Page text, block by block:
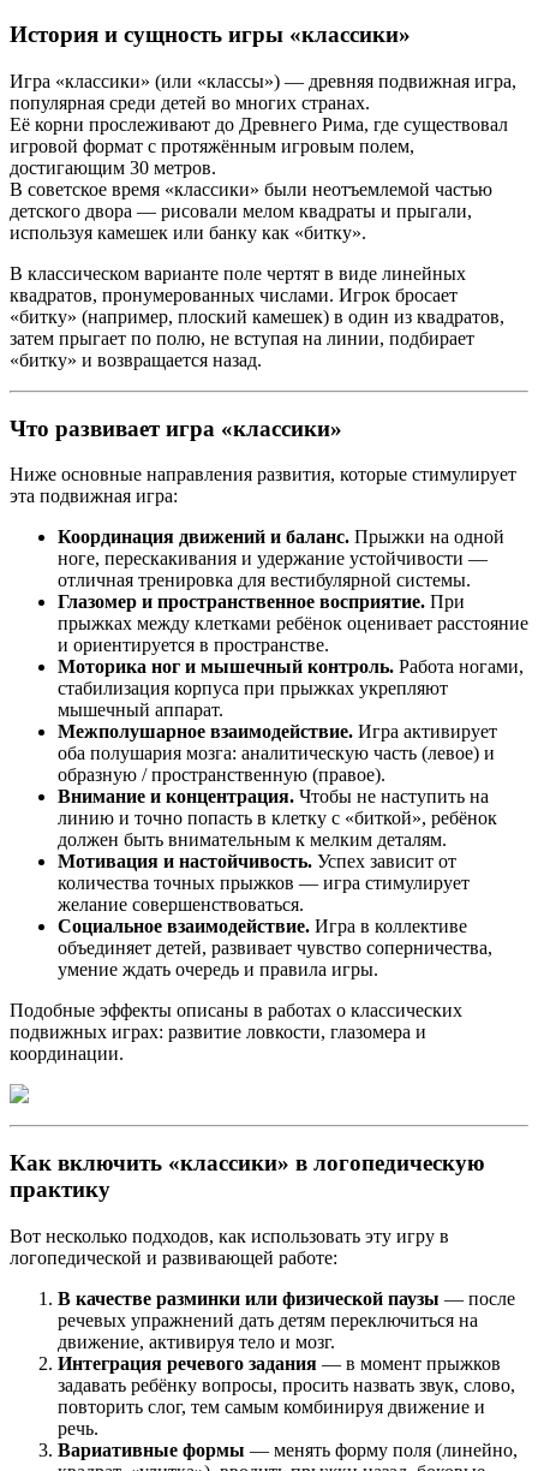
История и сущность игры «классики»
Игра «классики» (или «классы») — древняя подвижная игра,
популярная среди детей во многих странах.
Её корни прослеживают до Древнего Рима, где существовал
игровой формат с протяжённым игровым полем,
достигающим 30 метров.
В советское время «классики» были неотъемлемой частью
детского двора — рисовали мелом квадраты и прыгали,
используя камешек или банку как «битку».
В классическом варианте поле чертят в виде линейных
квадратов, пронумерованных числами. Игрок бросает
«битку» (например, плоский камешек) в один из квадратов,
затем прыгает по полю, не вступая на линии, подбирает
«битку» и возвращается назад.
Что развивает игра «классики»
Ниже основные направления развития, которые стимулирует
эта подвижная игра:
Координация движений и баланс. Прыжки на одной
ноге, перескакивания и удержание устойчивости —
отличная тренировка для вестибулярной системы.
Глазомер и пространственное восприятие. При
прыжках между клетками ребёнок оценивает расстояние
и ориентируется в пространстве.
Моторика ног и мышечный контроль. Работа ногами,
стабилизация корпуса при прыжках укрепляют
мышечный аппарат.
Межполушарное взаимодействие. Игра активирует
оба полушария мозга: аналитическую часть (левое) и
образную / пространственную (правое).
Внимание и концентрация. Чтобы не наступить на
линию и точно попасть в клетку с «биткой», ребёнок
должен быть внимательным к мелким деталям.
Мотивация и настойчивость. Успех зависит от
количества точных прыжков — игра стимулирует
желание совершенствоваться.
Социальное взаимодействие. Игра в коллективе
объединяет детей, развивает чувство соперничества,
умение ждать очередь и правила игры.
Подобные эффекты описаны в работах о классических
подвижных играх: развитие ловкости, глазомера и
координации.
Как включить «классики» в логопедическую
практику
Вот несколько подходов, как использовать эту игру в
логопедической и развивающей работе:
В качестве разминки или физической паузы — после
речевых упражнений дать детям переключиться на
движение, активируя тело и мозг.
Интеграция речевого задания — в момент прыжков
задавать ребёнку вопросы, просить назвать звук, слово,
повторить слог, тем самым комбинируя движение и
речь.
Вариативные формы — менять форму поля (линейно,